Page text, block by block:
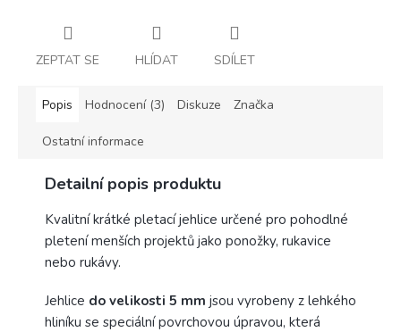
ZEPTAT SE HLÍDAT SDÍLET
Popis Hodnocení (3) Diskuze Značka
Ostatní informace
Detailní popis produktu
Kvalitní krátké pletací jehlice určené pro pohodlné
pletení menších projektů jako ponožky, rukavice
nebo rukávy.
Jehlice do velikosti 5 mm jsou vyrobeny z lehkého
hliníku se speciální povrchovou úpravou, která